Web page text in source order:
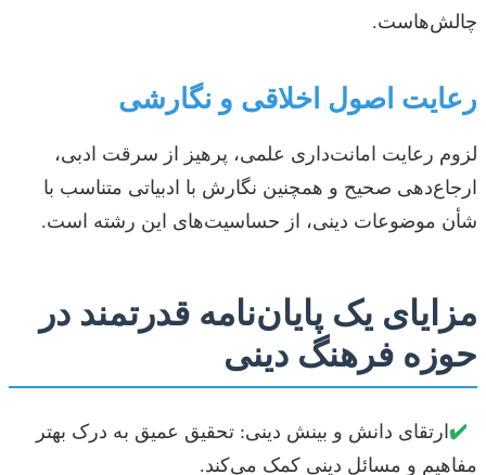
چالش‌هاست.
رعایت اصول اخلاقی و نگارشی
لزوم رعایت امانت‌داری علمی، پرهیز از سرقت ادبی،
ارجاع‌دهی صحیح و همچنین نگارش با ادبیاتی متناسب با
شأن موضوعات دینی، از حساسیت‌های این رشته است.
مزایای یک پایان‌نامه قدرتمند در
حوزه فرهنگ دینی
✔️ارتقای دانش و بینش دینی: تحقیق عمیق به درک بهتر
مفاهیم و مسائل دینی کمک می‌کند.